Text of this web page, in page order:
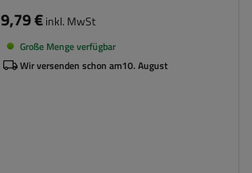
9,79 €inkl. MwSt
Große Menge verfügbar
Wir versenden schon am10. August